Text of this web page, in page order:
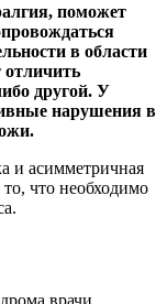
поможет
в области
отличить
другой. У
нарушения в
и асимметричная
то, что необходимо